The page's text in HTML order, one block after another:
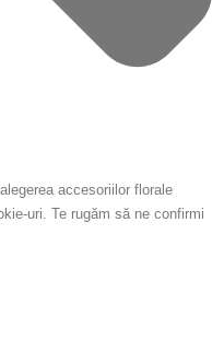
accesoriilor florale
uri. Te rugăm să ne confirmi